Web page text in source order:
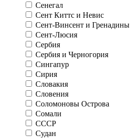
Сенегал
Сент Киттс и Невис
Сент-Винсент и Гренадины
Сент-Люсия
Сербия
Сербия и Черногория
Сингапур
Сирия
Словакия
Словения
Соломоновы Острова
Сомали
СССР
Судан